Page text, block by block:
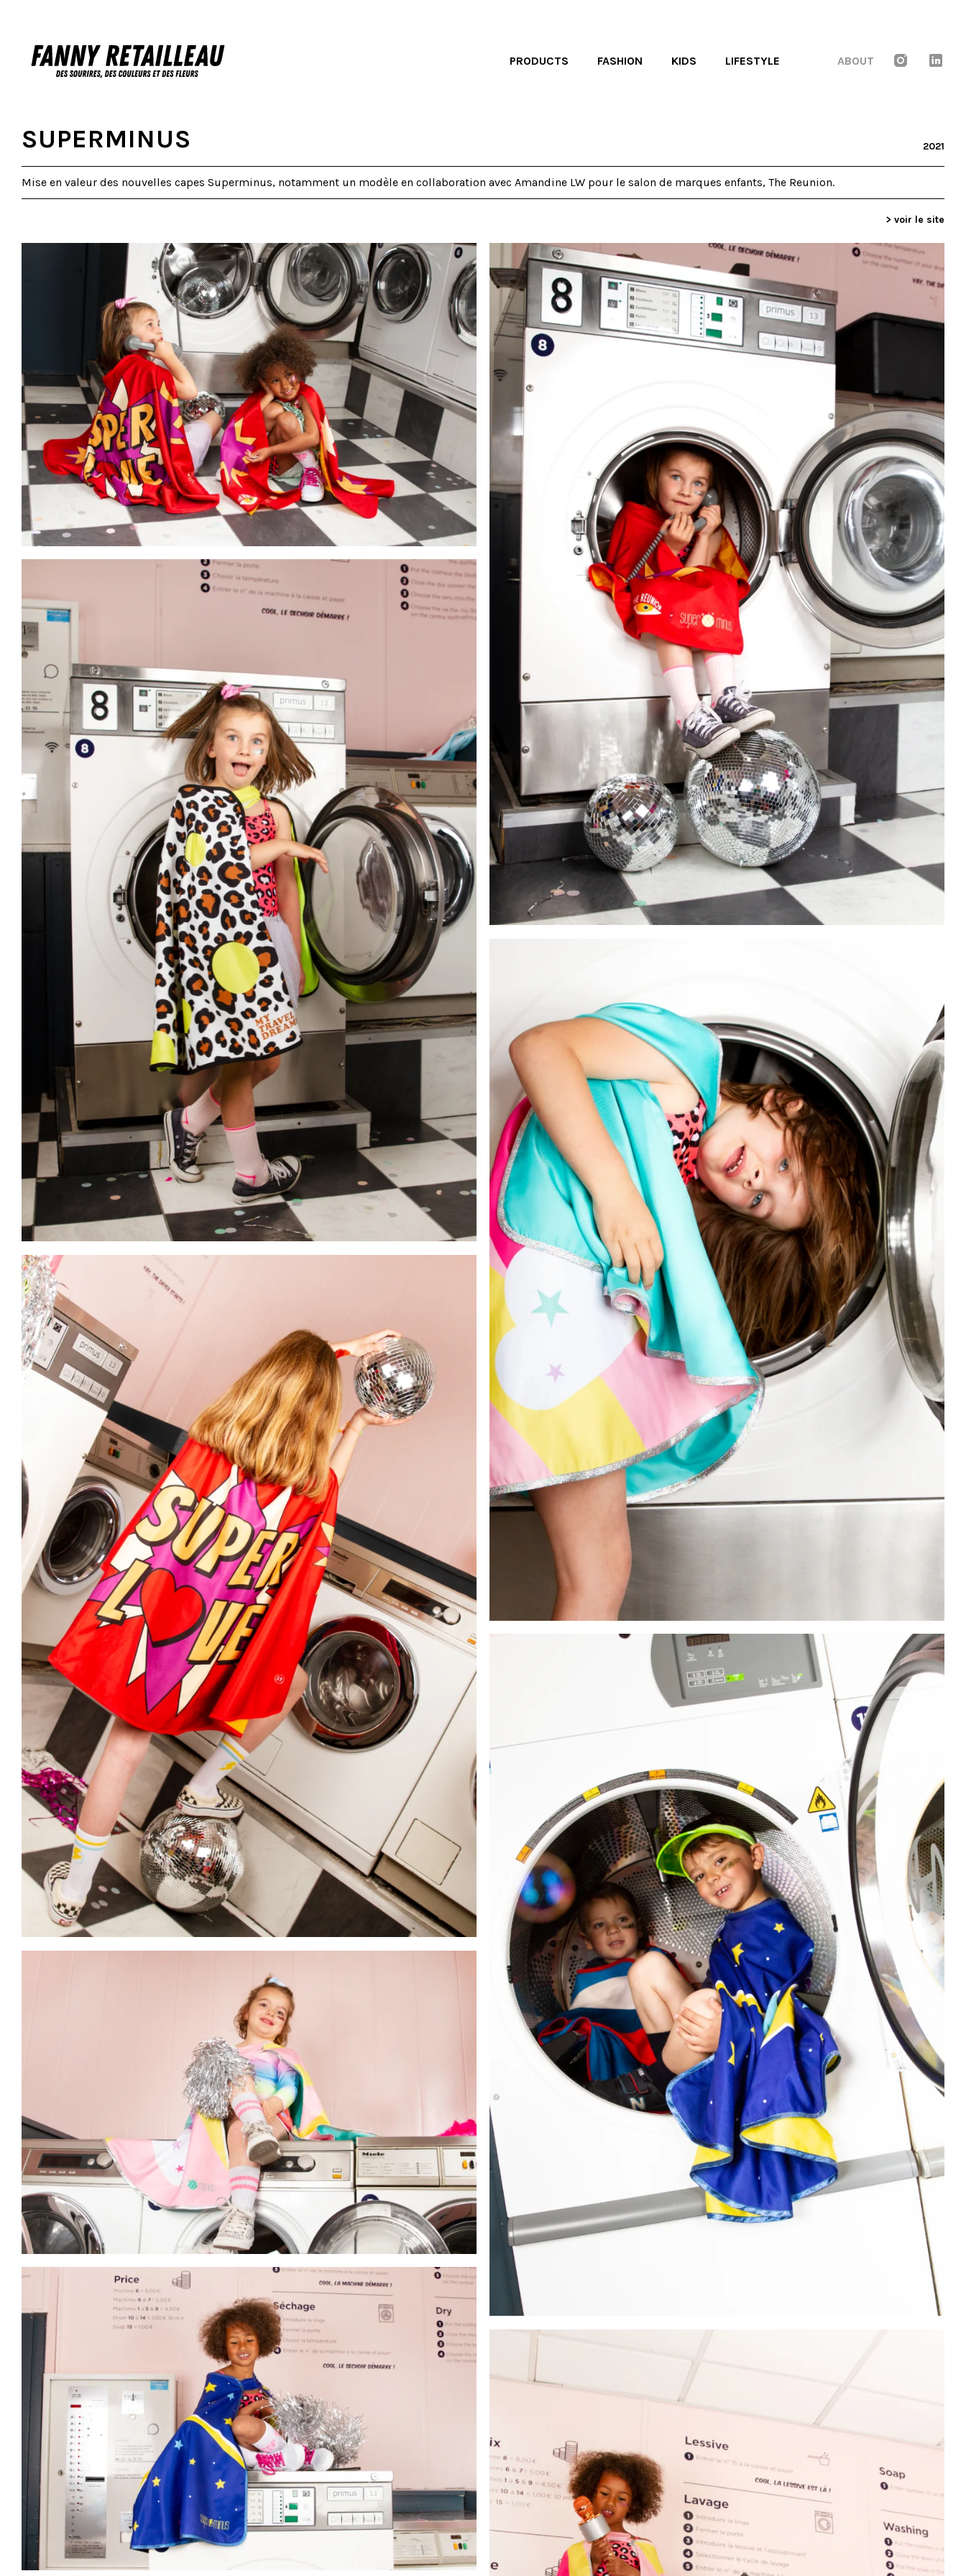
PRODUCTS FASHION KIDS LIFESTYLE ABOUT
SUPERMINUS 2021
Mise en valeur des nouvelles capes Superminus, notamment un modèle en collaboration avec Amandine LW pour le salon de marques enfants, The Reunion.
> voir le site